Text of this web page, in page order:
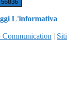
L'informativa
| Siti